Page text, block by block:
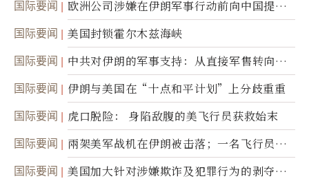
国际要闻
欧洲公司涉嫌在伊朗军事行动前向中国提供
美军基地的卫星图像
国际要闻 美国封锁霍尔木兹海峡
国际要闻
中共对伊朗的军事支持：从直接军售转向间
接技术转让
国际要闻 伊朗与美国在“十点和平计划”上分歧重重
国际要闻 虎口脱险： 身陷敌腹的美飞行员获救始末
国际要闻
兩架美军战机在伊朗被击落；一名飞行员失
踪
国际要闻
美国加大针对涉嫌欺诈及犯罪行为的剥夺公